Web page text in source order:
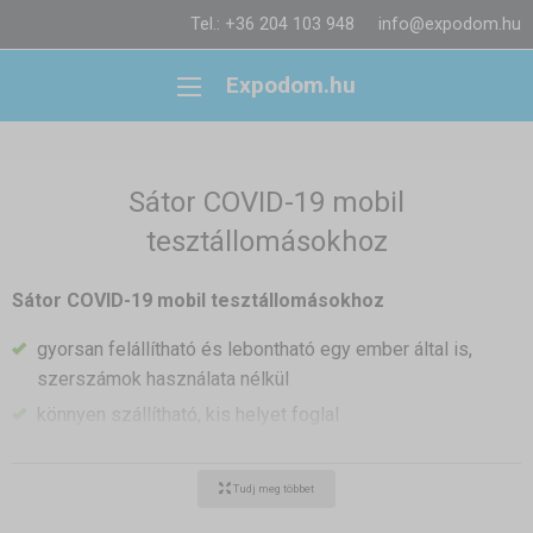
Tel.: +36 204 103 948 info@expodom.hu
Expodom.hu
Sátor COVID-19 mobil
tesztállomásokhoz
Sátor COVID-19 mobil tesztállomásokhoz
gyorsan felállítható és lebontható egy ember által is,
szerszámok használata nélkül
könnyen szállítható, kis helyet foglal
minden eleme cserélhetőpótalkatrészekkel
Tudj meg többet